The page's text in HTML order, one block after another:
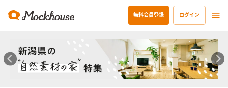
無料会員登録 ログイン